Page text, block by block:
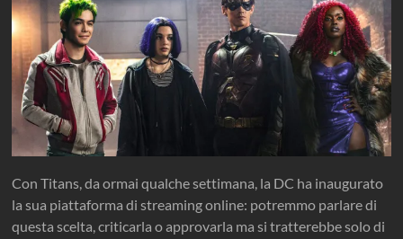
Con Titans, da ormai qualche settimana, la DC ha inaugurato
la sua piattaforma di streaming online: potremmo parlare di
questa scelta, criticarla o approvarla ma si tratterebbe solo di